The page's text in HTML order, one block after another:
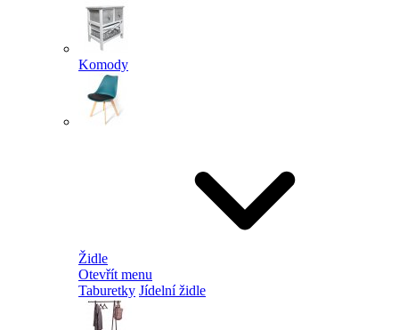
Komody
Židle
Otevřít menu
Taburetky Jídelní židle